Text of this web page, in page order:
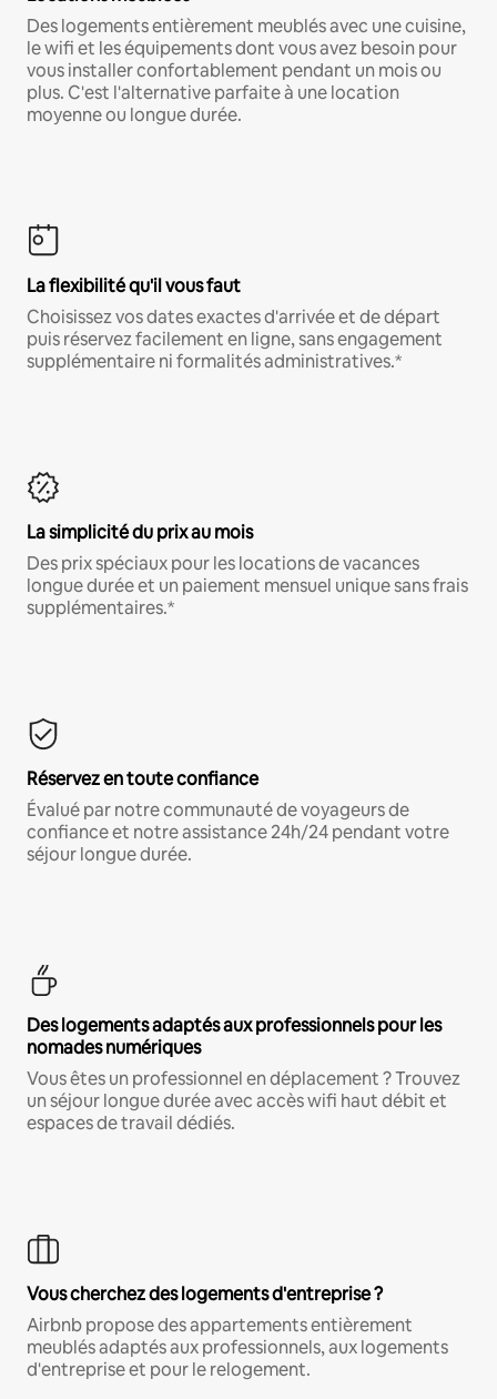
Des logements entièrement meublés avec une cuisine,
le wifi et les équipements dont vous avez besoin pour
vous installer confortablement pendant un mois ou
plus. C'est l'alternative parfaite à une location
moyenne ou longue durée.
La flexibilité qu'il vous faut
Choisissez vos dates exactes d'arrivée et de départ
puis réservez facilement en ligne, sans engagement
supplémentaire ni formalités administratives.*
La simplicité du prix au mois
Des prix spéciaux pour les locations de vacances
longue durée et un paiement mensuel unique sans frais
supplémentaires.*
Réservez en toute confiance
Évalué par notre communauté de voyageurs de
confiance et notre assistance 24h/24 pendant votre
séjour longue durée.
Des logements adaptés aux professionnels pour les
nomades numériques
Vous êtes un professionnel en déplacement ? Trouvez
un séjour longue durée avec accès wifi haut débit et
espaces de travail dédiés.
Vous cherchez des logements d'entreprise ?
Airbnb propose des appartements entièrement
meublés adaptés aux professionnels, aux logements
d'entreprise et pour le relogement.